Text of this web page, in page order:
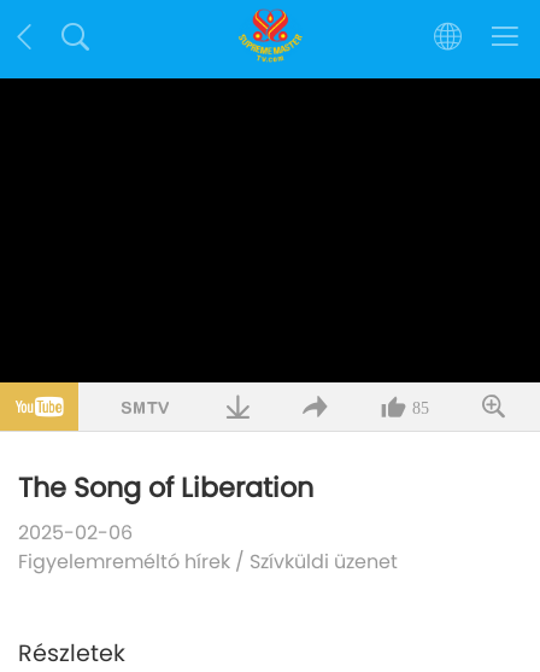
85
The Song of Liberation
2025-02-06
Figyelemreméltó hírek / Szívküldi üzenet
Részletek